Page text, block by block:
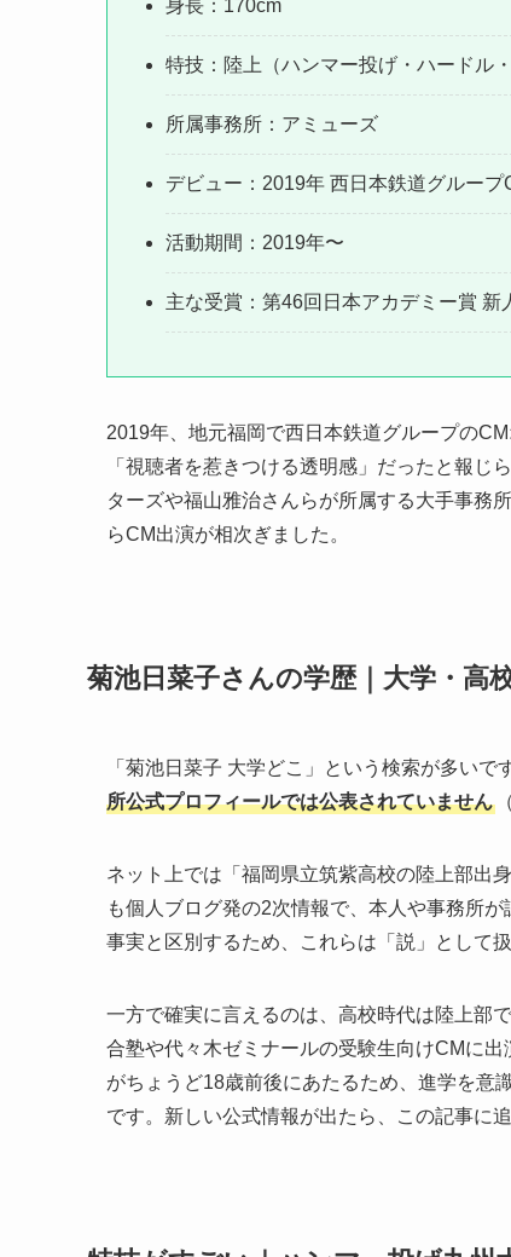
身長：170cm
特技：陸上（ハンマー投げ・ハードル
所属事務所：アミューズ
デビュー：2019年 西日本鉄道グルー
活動期間：2019年〜
主な受賞：第46回日本アカデミー賞 新
2019年、地元福岡で西日本鉄道グループの
「視聴者を惹きつける透明感」だったと報じ
ターズや福山雅治さんらが所属する大手事務
らCM出演が相次ぎました。
菊池日菜子さんの学歴｜大学・高
「菊池日菜子 大学どこ」という検索が多いで
所公式プロフィールでは公表されていません
ネット上では「福岡県立筑紫高校の陸上部出
も個人ブログ発の2次情報で、本人や事務所
事実と区別するため、これらは「説」として扱
一方で確実に言えるのは、高校時代は陸上部
合塾や代々木ゼミナールの受験生向けCMに
がちょうど18歳前後にあたるため、進学を意
です。新しい公式情報が出たら、この記事に追